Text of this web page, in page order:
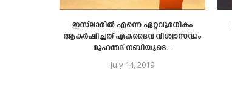
ഇസ്‌ലാമില്‍ എന്നെ ഏറ്റവുമധികം
ആകര്‍ഷിച്ചത് ഏകദൈവ വിശ്വാസവും
മുഹമ്മദ്‌ നബിയുടെ...
July 14, 2019